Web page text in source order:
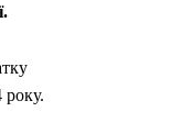
року.